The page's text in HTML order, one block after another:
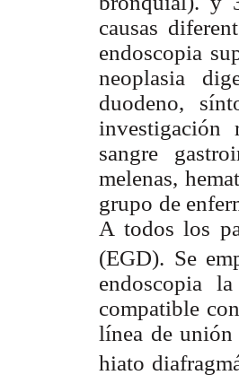
causas
endoscopia
neoplasia
duodeno,
investigación
sangre
melenas,
grupo de
A todos los
(EGD). Se
endoscopia
compatible
línea de unión
hiato